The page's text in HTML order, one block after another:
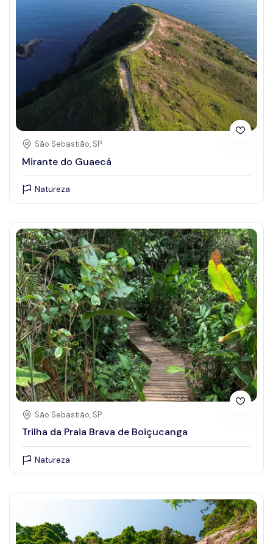
São Sebastião, SP
Mirante do Guaecá
Natureza
São Sebastião, SP
Trilha da Praia Brava de Boiçucanga
Natureza